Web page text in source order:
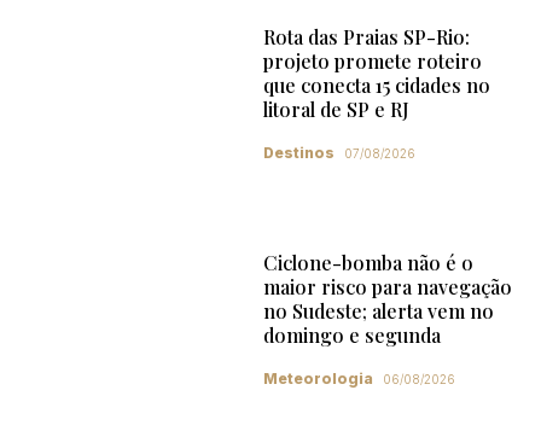
Rota das Praias SP-Rio:
projeto promete roteiro
que conecta 15 cidades no
litoral de SP e RJ
Destinos 07/08/2026
Ciclone-bomba não é o
maior risco para navegação
no Sudeste; alerta vem no
domingo e segunda
Meteorologia 06/08/2026